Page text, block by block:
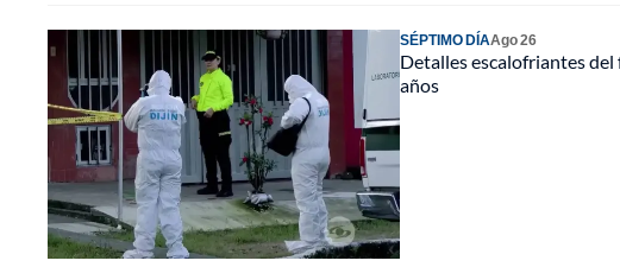
SÉPTIMO DÍAAgo 26
Detalles escalofriantes del
años